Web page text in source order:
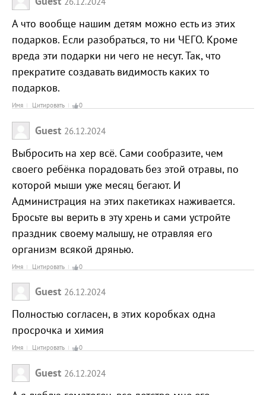
А что вообще нашим детям можно есть из этих
подарков. Если разобраться, то ни ЧЕГО. Кроме
вреда эти подарки ни чего не несут. Так, что
прекратите создавать видимость каких то
подарков.
Имя Цитировать 0
Guest 26.12.2024
Выбросить на хер всё. Сами сообразите, чем
своего ребёнка порадовать без этой отравы, по
которой мыши уже месяц бегают. И
Администрация на этих пакетиках наживается.
Бросьте вы верить в эту хрень и сами устройте
праздник своему малышу, не отравляя его
организм всякой дрянью.
Имя Цитировать 0
Guest 26.12.2024
Полностью согласен, в этих коробках одна
просрочка и химия
Имя Цитировать 0
Guest 26.12.2024